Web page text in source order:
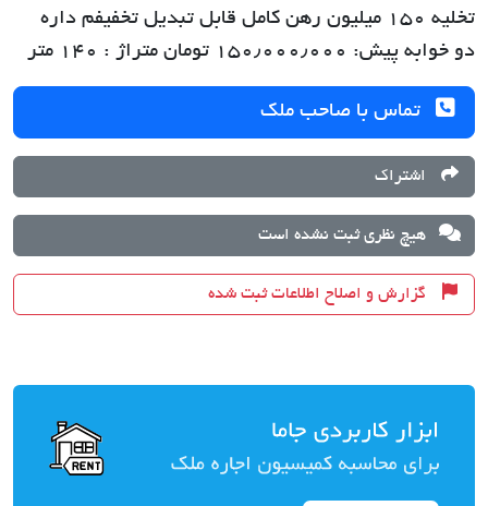
تخلیه ۱۵۰ میلیون رهن کامل قابل تبدیل تخفیفم داره
دو خوابه پیش: ۱۵۰٫۰۰۰٫۰۰۰ تومان متراژ : ۱۴۰ متر
تماس با صاحب ملک
اشتراک
هیچ نظری ثبت نشده است
گزارش و اصلاح اطلاعات ثبت شده